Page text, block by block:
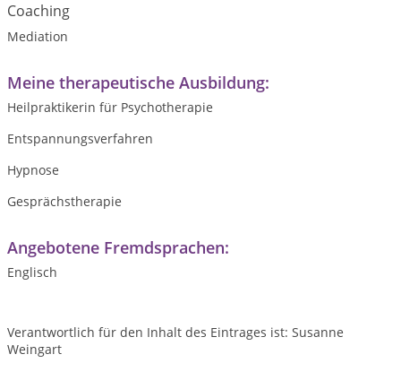
Coaching
Mediation
Meine therapeutische Ausbildung:
Heilpraktikerin für Psychotherapie
Entspannungsverfahren
Hypnose
Gesprächstherapie
Angebotene Fremdsprachen:
Englisch
Verantwortlich für den Inhalt des Eintrages ist: Susanne
Weingart